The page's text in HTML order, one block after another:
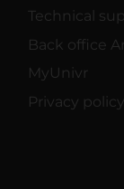
Technical
Back office
MyUnivr
Privacy policy